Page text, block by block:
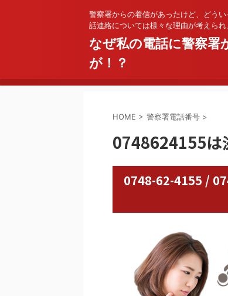
警察署からの着信があったけど、どう
話連絡については様々な理由が考えられ
なぜ私の電話に警察署
が！？
HOME > 警察署電話番号 >
0748624155は
0748-62-4155 /